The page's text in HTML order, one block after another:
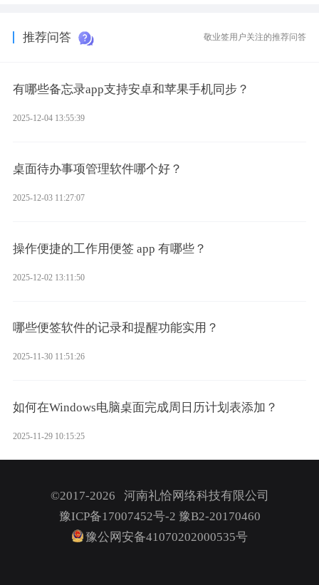
推荐问答 敬业签用户关注的推荐问答
有哪些备忘录app支持安卓和苹果手机同步？
2025-12-04 13:55:39
桌面待办事项管理软件哪个好？
2025-12-03 11:27:07
操作便捷的工作用便签 app 有哪些？
2025-12-02 13:11:50
哪些便签软件的记录和提醒功能实用？
2025-11-30 11:51:26
如何在Windows电脑桌面完成周日历计划表添加？
2025-11-29 10:15:25
©2017-2026 河南礼恰网络科技有限公司
豫ICP备17007452号-2 豫B2-20170460
豫公网安备41070202000535号